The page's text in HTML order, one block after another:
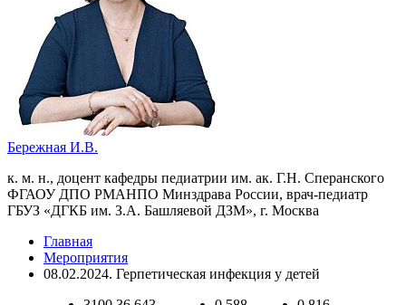
Бережная И.В.
к. м. н., доцент кафедры педиатрии им. ак. Г.Н. Сперанского
ФГАОУ ДПО РМАНПО Минздрава России, врач-педиатр
ГБУЗ «ДГКБ им. З.А. Башляевой ДЗМ», г. Москва
Главная
Мероприятия
08.02.2024. Герпетическая инфекция у детей